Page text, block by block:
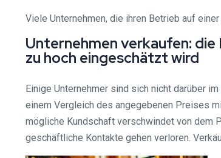
Viele Unternehmen, die ihren Betrieb auf
Unternehmen verkaufen:
zu hoch eingeschätzt wird
Einige Unternehmer sind sich nicht darüber
einem Vergleich des angegebenen Preises
mögliche Kundschaft verschwindet von dem
geschäftliche Kontakte gehen verloren.